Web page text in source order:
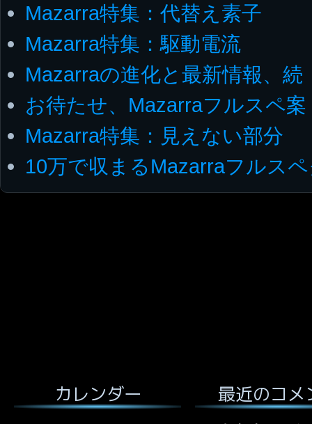
Mazarra特集：代替え素子
Mazarra特集：駆動電流
Mazarraの進化と最新情報、続
お待たせ、Mazarraフルスペ案
Mazarra特集：見えない部分
10万で収まるMazarraフルス
カレンダー 最近のコメ